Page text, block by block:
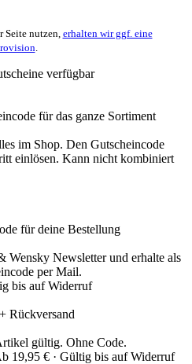
Seite nutzen, erhalten wir ggf. eine
verfügbar
für das ganze Sortiment
im Shop. Den Gutscheincode
einlösen. Kann nicht kombiniert
für deine Bestellung
Wensky Newsletter und erhalte als
per Mail.
bis auf Widerruf
Rückversand
gültig. Ohne Code.
19,95 € · Gültig bis auf Widerruf